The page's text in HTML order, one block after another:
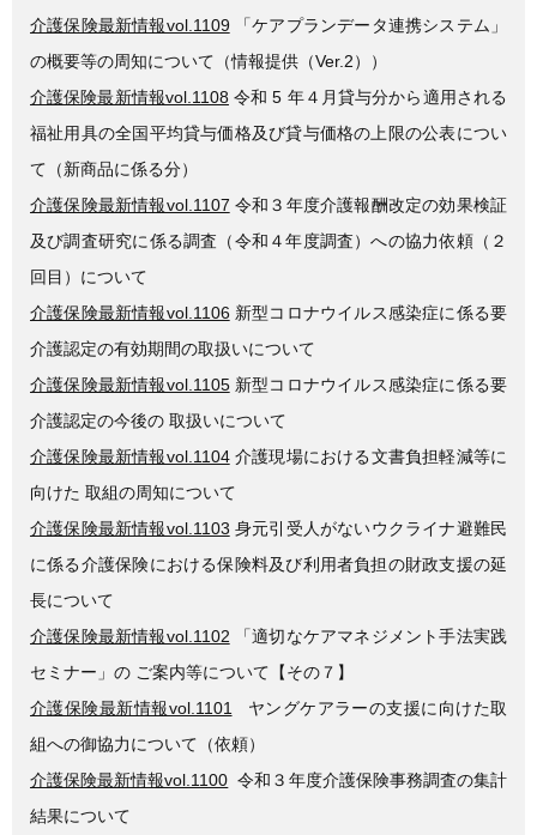
介護保険最新情報vol.1109「ケアプランデータ連携システム」
の概要等の周知について（情報提供（Ver.2））
介護保険最新情報vol.1108 令和 5 年４月貸与分から適用される
福祉用具の全国平均貸与価格及び貸与価格の上限の公表につい
て（新商品に係る分）
介護保険最新情報vol.1107 令和３年度介護報酬改定の効果検証
及び調査研究に係る調査（令和４年度調査）への協力依頼（２
回目）について
介護保険最新情報vol.1106 新型コロナウイルス感染症に係る要
介護認定の有効期間の取扱いについて
介護保険最新情報vol.1105新型コロナウイルス感染症に係る要
介護認定の今後の 取扱いについて
介護保険最新情報vol.1104介護現場における文書負担軽減等に
向けた 取組の周知について
介護保険最新情報vol.1103 身元引受人がないウクライナ避難民
に係る介護保険における保険料及び利用者負担の財政支援の延
長について
介護保険最新情報vol.1102 「適切なケアマネジメント手法実践
セミナー」の ご案内等について【その７】
介護保険最新情報vol.1101
ヤングケアラーの支援に向けた取
組への御協力について（依頼）
介護保険最新情報vol.1100 令和３年度介護保険事務調査の集計
結果について